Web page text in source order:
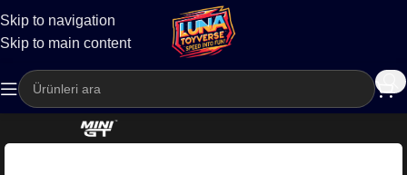
Skip to navigation
Skip to main content
Kargo